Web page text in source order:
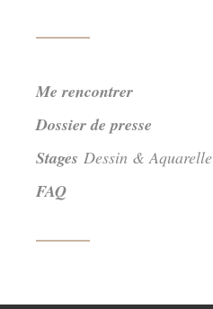
Me rencontrer
Dossier de presse
Stages Dessin & Aquarelle
FAQ